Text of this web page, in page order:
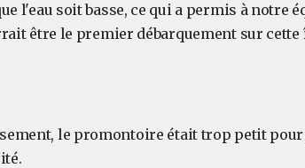
l'eau soit basse, ce qui a permis à notre
être le premier débarquement sur
le promontoire était trop petit